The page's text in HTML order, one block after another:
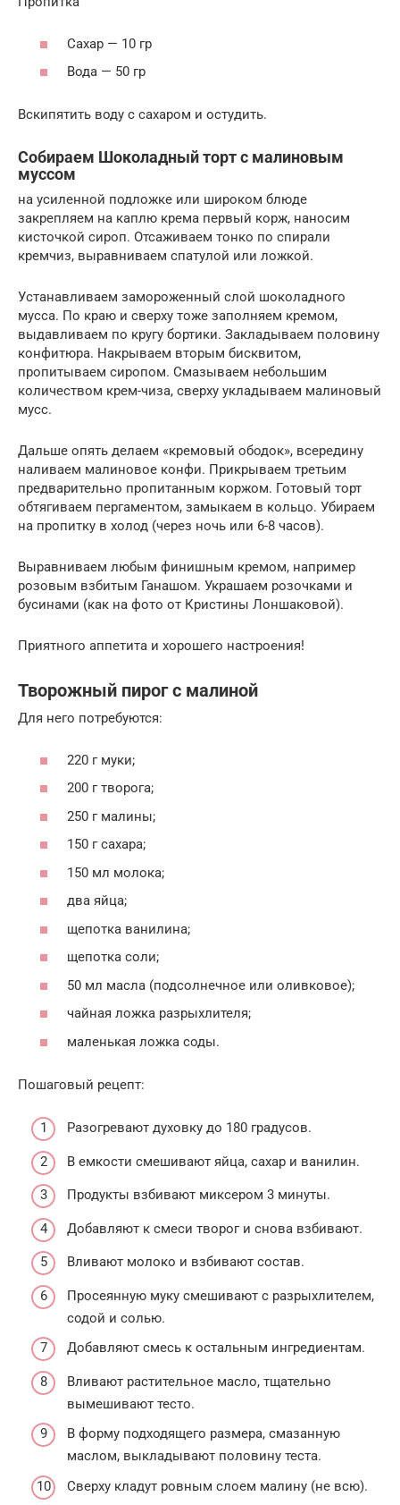
Сахар — 10 гр
Вода — 50 гр
Вскипятить воду c сахаром и остудить.
Собираем Шоколадный торт с малиновым
муссом
на усиленной подложке или широком блюде
закрепляем на каплю крема первый корж, наносим
кисточкой сироп. Отсаживаем тонко по спирали
кремчиз, выравниваем спатулой или ложкой.
Устанавливаем замороженный слой шоколадного
мусса. По краю и сверху тоже заполняем кремом,
выдавливаем по кругу бортики. Закладываем половину
конфитюра. Накрываем вторым бисквитом,
пропитываем сиропом. Смазываем небольшим
количеством крем-чиза, сверху укладываем малиновый
мусс.
Дальше опять делаем «кремовый ободок», всередину
наливаем малиновое конфи. Прикрываем третьим
предварительно пропитанным коржом. Готовый торт
обтягиваем пергаментом, замыкаем в кольцо. Убираем
на пропитку в холод (через ночь или 6-8 часов).
Выравниваем любым финишным кремом, например
розовым взбитым Ганашом. Украшаем розочками и
бусинами (как на фото от Кристины Лоншаковой).
Приятного аппетита и хорошего настроения!
Творожный пирог с малиной
Для него потребуются:
220 г муки;
200 г творога;
250 г малины;
150 г сахара;
150 мл молока;
два яйца;
щепотка ванилина;
щепотка соли;
50 мл масла (подсолнечное или оливковое);
чайная ложка разрыхлителя;
маленькая ложка соды.
Пошаговый рецепт:
Разогревают духовку до 180 градусов.
В емкости смешивают яйца, сахар и ванилин.
Продукты взбивают миксером 3 минуты.
Добавляют к смеси творог и снова взбивают.
Вливают молоко и взбивают состав.
Просеянную муку смешивают с разрыхлителем,
содой и солью.
Добавляют смесь к остальным ингредиентам.
Вливают растительное масло, тщательно
вымешивают тесто.
В форму подходящего размера, смазанную
маслом, выкладывают половину теста.
Сверху кладут ровным слоем малину (не всю).